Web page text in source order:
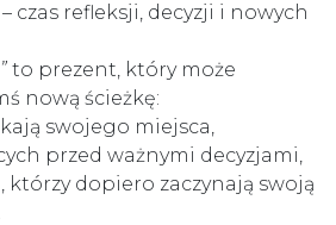
czas refleksji, decyzji i nowych
to prezent, który może
nową ścieżkę:
swojego miejsca,
przed ważnymi decyzjami,
którzy dopiero zaczynają swoją